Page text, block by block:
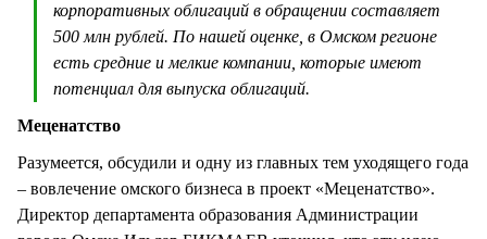
корпоративных облигаций в обращении составляет
500 млн рублей. По нашей оценке, в Омском регионе
есть средние и мелкие компании, которые имеют
потенциал для выпуска облигаций.
Меценатство
Разумеется, обсудили и одну из главных тем уходящего года
– вовлечение омского бизнеса в проект «Меценатство».
Директор департамента образования Администрации